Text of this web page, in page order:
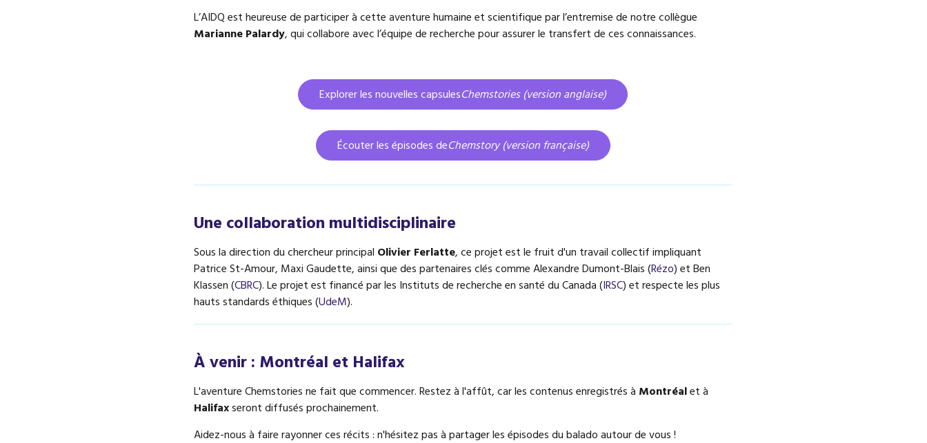
L’AIDQ est heureuse de participer à cette aventure humaine et scientifique par l’entremise de notre collègue
Marianne Palardy, qui collabore avec l’équipe de recherche pour assurer le transfert de ces connaissances.
Explorer les nouvelles capsulesChemstories (version anglaise)
Écouter les épisodes deChemstory (version française)
Une collaboration multidisciplinaire
Sous la direction du chercheur principal Olivier Ferlatte, ce projet est le fruit d'un travail collectif impliquant
Patrice St-Amour, Maxi Gaudette, ainsi que des partenaires clés comme Alexandre Dumont-Blais (Rézo) et Ben
Klassen (CBRC). Le projet est financé par les Instituts de recherche en santé du Canada (IRSC) et respecte les plus
hauts standards éthiques (UdeM).
À venir : Montréal et Halifax
L'aventure Chemstories ne fait que commencer. Restez à l'affût, car les contenus enregistrés à Montréalet à
Halifaxseront diffusés prochainement.
Aidez-nous à faire rayonner ces récits : n'hésitez pas à partager les épisodes du balado autour de vous !